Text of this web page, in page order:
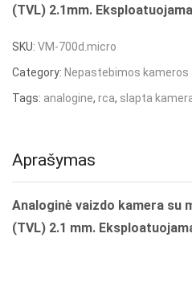
(TVL) 2.1mm.
SKU: VM-700d.micro
Category: Nepastebimos kameros
Tags: analogine, rca, slapta
Aprašymas
Analoginė vaizdo kamera su
(TVL) 2.1 mm.